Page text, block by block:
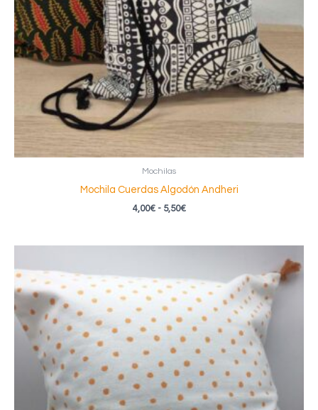
Mochilas
Mochila Cuerdas Algodón Andheri
4,00€ - 5,50€Rango
desde
5,50€